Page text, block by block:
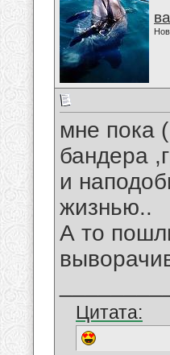
мне пока
бандера
и
жизнью..
А то
Цитата: